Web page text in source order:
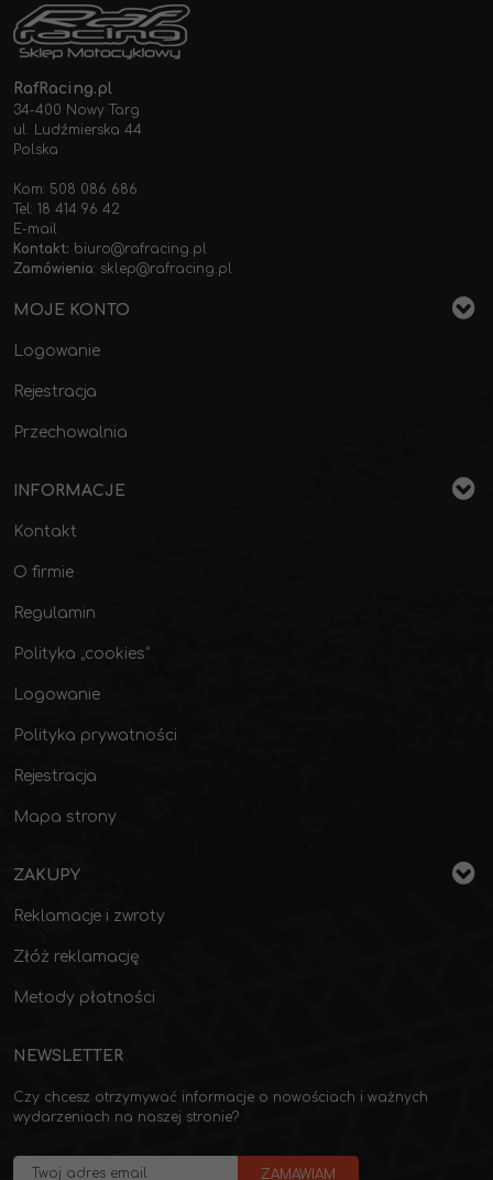
RafRacing.pl
34-400 Nowy Targ
ul. Ludźmierska 44
Polska
Kom: 508 086 686
Tel: 18 414 96 42
E-mail
Kontakt: biuro@rafracing.pl
Zamówienia: sklep@rafracing.pl
MOJE KONTO
Logowanie
Rejestracja
Przechowalnia
INFORMACJE
Kontakt
O firmie
Regulamin
Polityka „cookies”
Logowanie
Polityka prywatności
Rejestracja
Mapa strony
ZAKUPY
Reklamacje i zwroty
Złóż reklamację
Metody płatności
NEWSLETTER
Czy chcesz otrzymywać informacje o nowościach i ważnych
wydarzeniach na naszej stronie?